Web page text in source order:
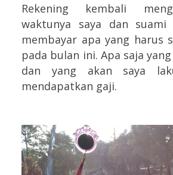
Rekening kembali
waktunya saya dan suami
membayar apa yang harus
pada bulan ini. Apa saja
dan yang akan saya
mendapatkan gaji.